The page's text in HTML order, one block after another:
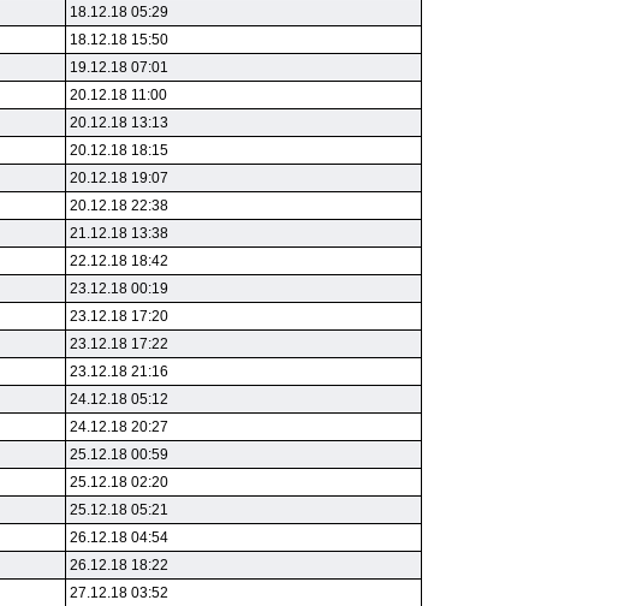
18.12.18 05:29
18.12.18 15:50
19.12.18 07:01
20.12.18 11:00
20.12.18 13:13
20.12.18 18:15
20.12.18 19:07
20.12.18 22:38
21.12.18 13:38
22.12.18 18:42
23.12.18 00:19
23.12.18 17:20
23.12.18 17:22
23.12.18 21:16
24.12.18 05:12
24.12.18 20:27
25.12.18 00:59
25.12.18 02:20
25.12.18 05:21
26.12.18 04:54
26.12.18 18:22
27.12.18 03:52